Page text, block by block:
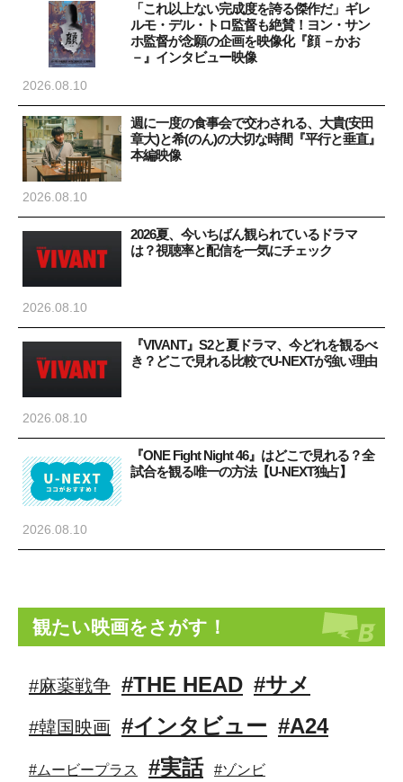
「これ以上ない完成度を誇る傑作だ」ギレ
ルモ・デル・トロ監督も絶賛！ヨン・サン
ホ監督が念願の企画を映像化『顔 －かお
－』インタビュー映像
2026.08.10
週に一度の食事会で交わされる、大貴(安田
章大)と希(のん)の大切な時間『平行と垂直』
本編映像
2026.08.10
2026夏、今いちばん観られているドラマ
は？視聴率と配信を一気にチェック
2026.08.10
『VIVANT』S2と夏ドラマ、今どれを観るべ
き？どこで見れる比較でU-NEXTが強い理由
2026.08.10
『ONE Fight Night 46』はどこで見れる？全
試合を観る唯一の方法【U-NEXT独占】
2026.08.10
観たい映画をさがす！
#麻薬戦争 #THE HEAD #サメ
#韓国映画 #インタビュー #A24
#ムービープラス #実話 #ゾンビ